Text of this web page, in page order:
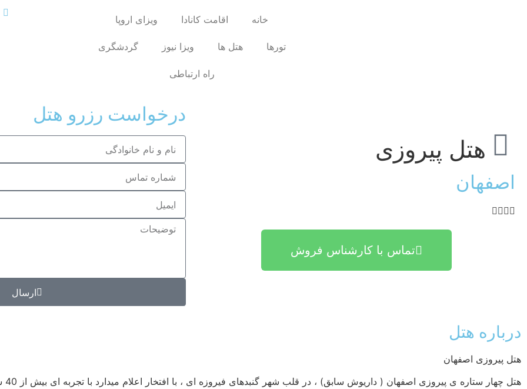
خانه اقامت کانادا ویزای اروپا
تورها هتل ها ویزا نیوز گردشگری
راه ارتباطی
هتل پیروزی
اصفهان
تماس با کارشناس فروش
درخواست رزرو هتل
ارسال
درباره هتل
هتل پیروزی اصفهان